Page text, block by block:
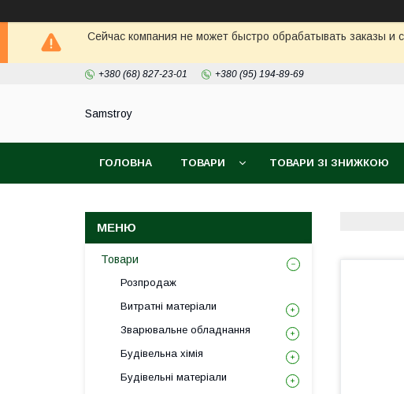
Сейчас компания не может быстро обрабатывать заказы
+380 (68) 827-23-01 +380 (95) 194-89-69
Samstroy
ГОЛОВНА ТОВАРИ ТОВАРИ ЗІ ЗНИЖКОЮ
Товари
Розпродаж
Витратні матеріали
Зварювальне обладнання
Будівельна хімія
Будівельні матеріали